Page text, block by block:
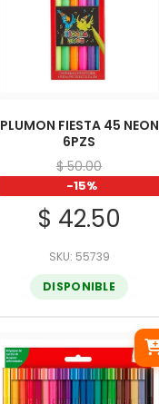
PLUMON FIESTA 45 NEON
6PZS
$ 50.00
-15%
$ 42.50
SKU: 55739
DISPONIBLE